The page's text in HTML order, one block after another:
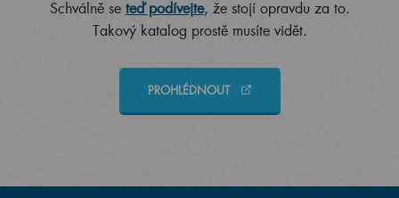
Schválně se teď podívejte, že stojí opravdu za to.
Takový katalog prostě musíte vidět.
PROHLÉDNOUT